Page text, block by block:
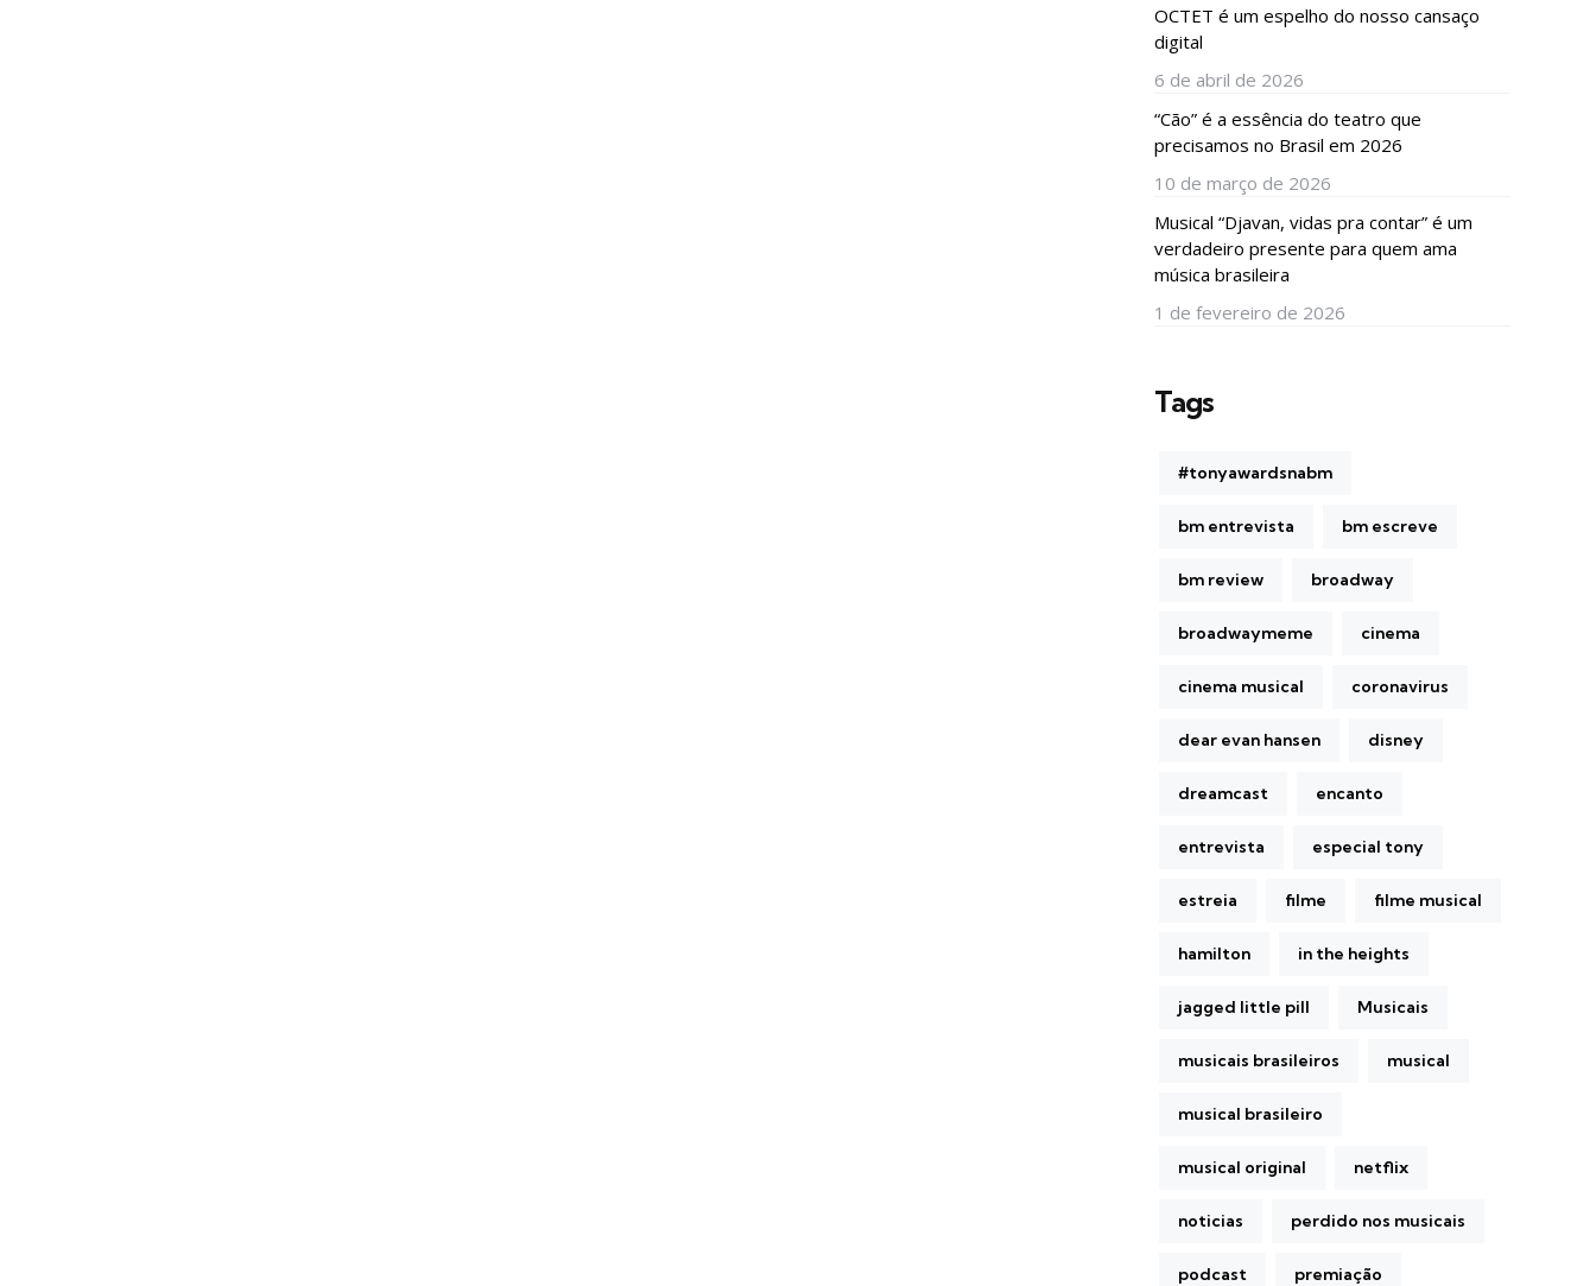
OCTET é um espelho do nosso cansaço
digital
6 de abril de 2026
“Cão” é a essência do teatro que
precisamos no Brasil em 2026
10 de março de 2026
Musical “Djavan, vidas pra contar” é um
verdadeiro presente para quem ama
música brasileira
1 de fevereiro de 2026
Tags
#tonyawardsnabm
bm entrevista bm escreve
bm review broadway
broadwaymeme cinema
cinema musical coronavirus
dear evan hansen disney
dreamcast encanto
entrevista especial tony
estreia filme filme musical
hamilton in the heights
jagged little pill Musicais
musicais brasileiros musical
musical brasileiro
musical original netflix
noticias perdido nos musicais
podcast premiação